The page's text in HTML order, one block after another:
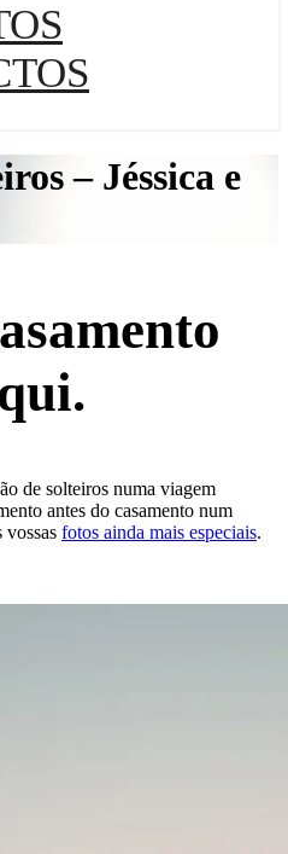
– Jéssica e
de solteiros numa viagem
antes do casamento num
vossas fotos ainda mais especiais.